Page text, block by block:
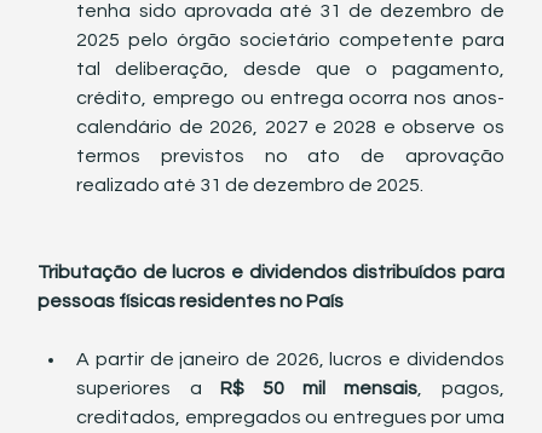
tenha sido aprovada até 31 de dezembro de
2025 pelo órgão societário competente para
tal deliberação, desde que o pagamento,
crédito, emprego ou entrega ocorra nos anos-
calendário de 2026, 2027 e 2028 e observe os
termos previstos no ato de aprovação
realizado até 31 de dezembro de 2025.
Tributação de lucros e dividendos distribuídos para
pessoas físicas residentes no País
A partir de janeiro de 2026, lucros e dividendos
superiores a R$ 50 mil mensais , pagos,
creditados, empregados ou entregues por uma